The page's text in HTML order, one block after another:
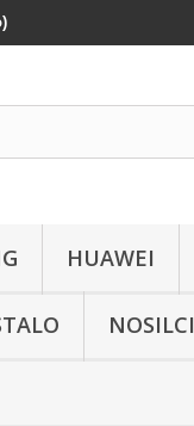
HUAWEI
NOSILCI